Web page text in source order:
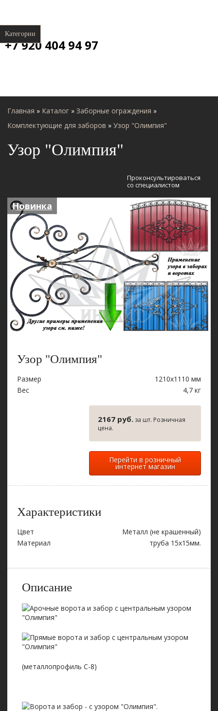
+7 920 404 94 97
Главная » Каталог » Заборные ограждения »
Комплектующие для заборов » Узор "Олимпия"
Узор "Олимпия"
Проконсультироваться
со специалистом
Новинка
Узор "Олимпия"
Размер
1210х1110 мм
Вес
4,7 кг
2167 руб. за шт. Розничная
цена.
Перейти в розничный
интернет магазин
Характеристики
Цвет
Металл (не крашенный)
Материал
труба 15х15мм.
Описание
(металлопрофиль С-8)
Категории